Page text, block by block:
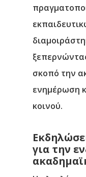
σκοπό την
ενημέρωση
κοινού.
για την